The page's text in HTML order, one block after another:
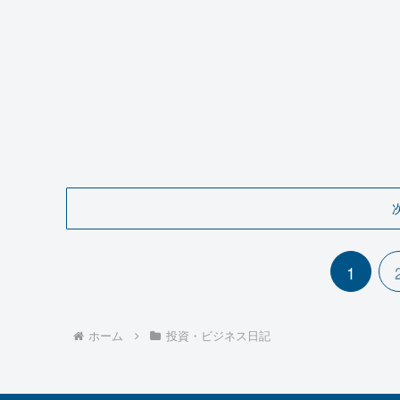
1
ホーム 投資・ビジネス日記